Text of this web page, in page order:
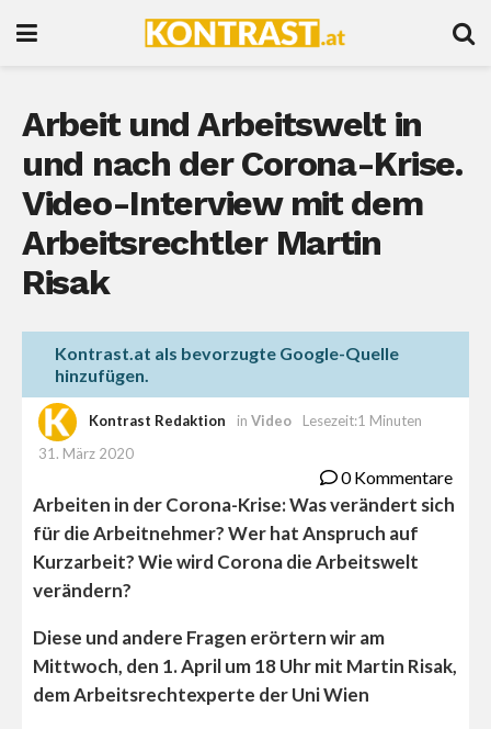
Arbeit und Arbeitswelt in
und nach der Corona-Krise.
Video-Interview mit dem
Arbeitsrechtler Martin
Risak
Kontrast.at als bevorzugte Google-Quelle
hinzufügen.
Kontrast Redaktion in Video
Lesezeit:1 Minuten
31. März 2020
0 Kommentare
Arbeiten in der Corona-Krise: Was verändert sich
für die Arbeitnehmer? Wer hat Anspruch auf
Kurzarbeit? Wie wird Corona die Arbeitswelt
verändern?
Diese und andere Fragen erörtern wir am
Mittwoch, den 1. April um 18 Uhr mit Martin Risak,
dem Arbeitsrechtexperte der Uni Wien